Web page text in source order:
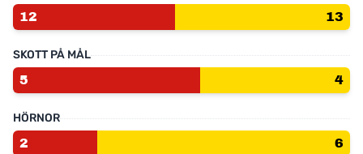
12
13
SKOTT PÅ MÅL
5
4
HÖRNOR
2
6